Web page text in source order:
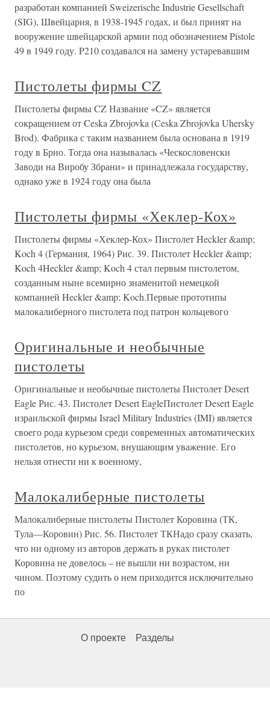
разработан компанией Sweizerische Industrie Gesellschaft
(SIG), Швейцария, в 1938-1945 годах, и был принят на
вооружение швейцарской армии под обозначением Pistole
49 в 1949 году. P210 создавался на замену устаревавшим
Пистолеты фирмы CZ
Пистолеты фирмы CZ Название «CZ» является
сокращением от Ceska Zbrojovka (Ceska Zbrojovka Uhersky
Brod). Фабрика с таким названием была основана в 1919
году в Брно. Тогда она называлась «Ческословенски
Заводи на Виробу Збрани» и принадлежала государству,
однако уже в 1924 году она была
Пистолеты фирмы «Хеклер-Кох»
Пистолеты фирмы «Хеклер-Кох» Пистолет Heckler &amp;
Koch 4 (Германия, 1964) Рис. 39. Пистолет Heckler &amp;
Koch 4Heckler &amp; Koch 4 стал первым пистолетом,
созданным ныне всемирно знаменитой немецкой
компанией Heckler &amp; Koch.Первые прототипы
малокалиберного пистолета под патрон кольцевого
Оригинальные и необычные
пистолеты
Оригинальные и необычные пистолеты Пистолет Desert
Eagle Рис. 43. Пистолет Desert EagleПистолет Desert Eagle
израильской фирмы Israel Military Industries (IMI) является
своего рода курьезом среди современных автоматических
пистолетов, но курьезом, внушающим уважение. Его
нельзя отнести ни к военному,
Малокалиберные пистолеты
Малокалиберные пистолеты Пистолет Коровина (ТК,
Тула—Коровин) Рис. 56. Пистолет ТКНадо сразу сказать,
что ни одному из авторов держать в руках пистолет
Коровина не довелось – не вышли ни возрастом, ни
чином. Поэтому судить о нем приходится исключительно
по
О проекте Разделы